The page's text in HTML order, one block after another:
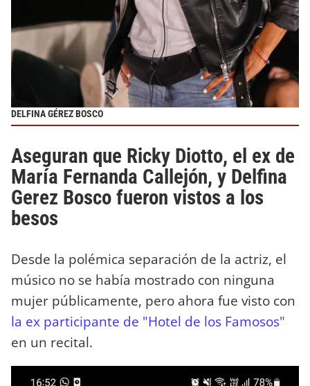
DELFINA GÉREZ BOSCO
Aseguran que Ricky Diotto, el ex de
María Fernanda Callejón, y Delfina
Gerez Bosco fueron vistos a los
besos
Desde la polémica separación de la actriz, el
músico no se había mostrado con ninguna
mujer públicamente, pero ahora fue visto con
la ex participante de "Hotel de los Famosos"
en un recital.